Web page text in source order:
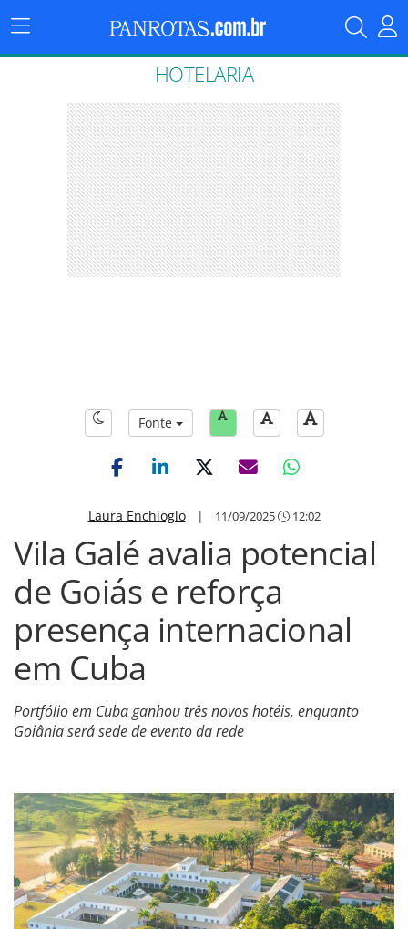
Menu
Principal
HOTELARIA
Fonte
Laura Enchioglo| 11/09/2025 12:02
Vila Galé avalia potencial
de Goiás e reforça
presença internacional
em Cuba
Portfólio em Cuba ganhou três novos hotéis, enquanto
Goiânia será sede de evento da rede